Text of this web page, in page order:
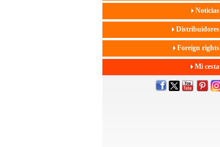
Noticias
Distribuidores
Foreign rights
Mi cesta